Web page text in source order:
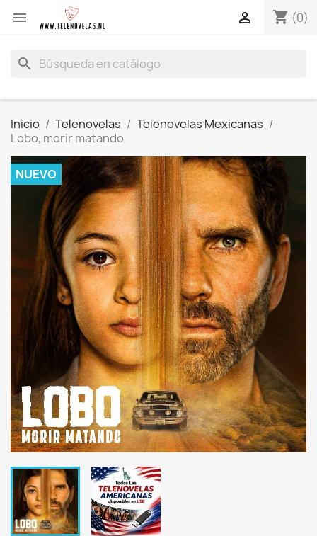
 shopping_cart (0)

search
Inicio Telenovelas
Telenovelas Mexicanas
Lobo, morir matando
NUEVO